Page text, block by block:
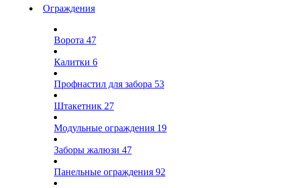
Ограждения
Ворота 47
Калитки 6
Профнастил для забора 53
Штакетник 27
Модульные ограждения 19
Заборы жалюзи 47
Панельные ограждения 92